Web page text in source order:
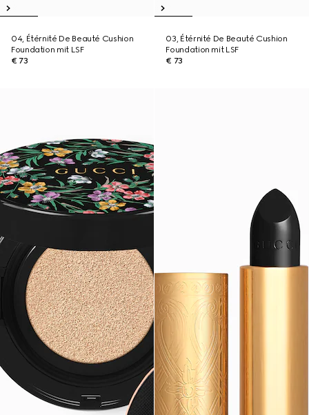
04, Étérnité De Beauté Cushion
Foundation mit LSF
€ 73
03, Étérnité De Beauté Cushion
Foundation mit LSF
€ 73